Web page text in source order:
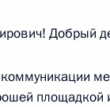
Добрый
площадкой